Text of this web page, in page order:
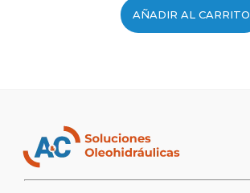
AÑADIR AL CARRITO